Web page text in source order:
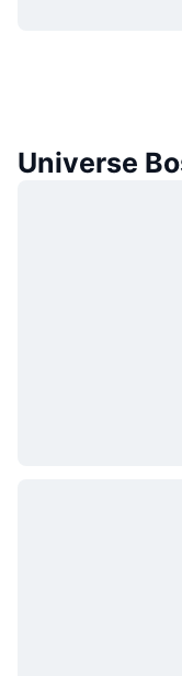
Universe